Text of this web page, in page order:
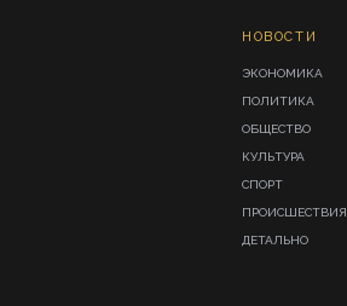
НОВОСТИ
ЭКОНОМИКА
ПОЛИТИКА
ОБЩЕСТВО
КУЛЬТУРА
СПОРТ
ПРОИСШЕСТВИЯ
ДЕТАЛЬНО